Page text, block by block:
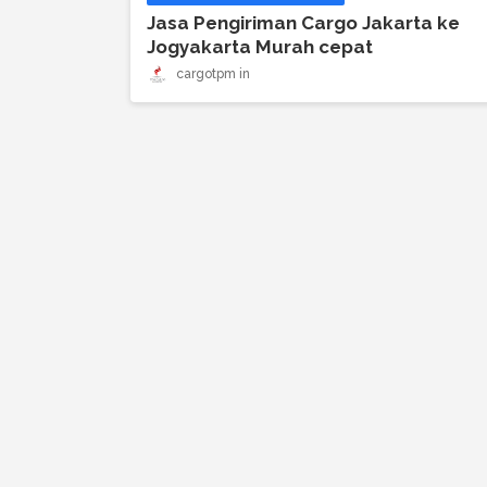
Jasa Pengiriman Cargo Jakarta ke
Jogyakarta Murah cepat
cargotpm